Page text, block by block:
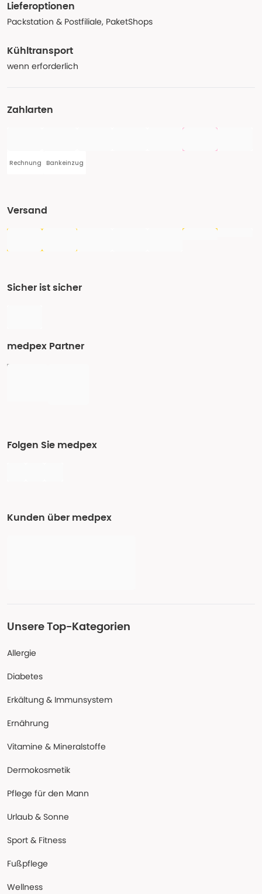
Lieferoptionen
Packstation & Postfiliale, PaketShops
Kühltransport
wenn erforderlich
Zahlarten
Rechnung Bankeinzug
Versand
Sicher ist sicher
medpex Partner
Folgen Sie medpex
Kunden über medpex
Unsere Top-Kategorien
Allergie
Diabetes
Erkältung & Immunsystem
Ernährung
Vitamine & Mineralstoffe
Dermokosmetik
Pflege für den Mann
Urlaub & Sonne
Sport & Fitness
Fußpflege
Wellness